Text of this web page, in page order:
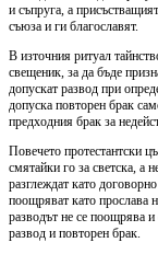
и съпруга, а
съюза и ги благославят.
В източния ритуал
свещеник, за да бъде
допускат развод при
допуска повторен брак
предходния брак за
Повечето протестантски
смятайки го за светска, а
разглеждат като
поощряват като прослава
разводът не се поощрява и
развод и повторен брак.